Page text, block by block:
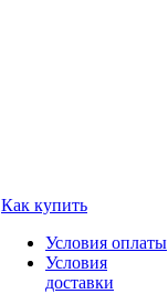
Как купить
Условия оплаты
Условия
доставки